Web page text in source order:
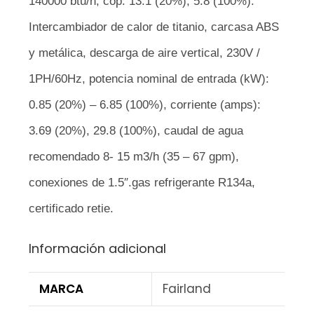
Intercambiador de calor de titanio, carcasa ABS
y metálica, descarga de aire vertical, 230V /
1PH/60Hz, potencia nominal de entrada (kW):
0.85 (20%) – 6.85 (100%), corriente (amps):
3.69 (20%), 29.8 (100%), caudal de agua
recomendado 8- 15 m3/h (35 – 67 gpm),
conexiones de 1.5″.gas refrigerante R134a,
certificado retie.
Información adicional
MARCA Fairland